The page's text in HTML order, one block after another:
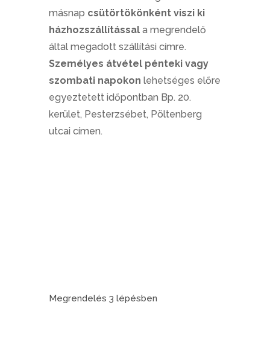
másnap csütörtökönként viszi ki
házhozszállítássala megrendelő
által megadott szállítási címre.
Személyes átvétel pénteki vagy
szombati napokon lehetséges előre
egyeztetett időpontban Bp. 20.
kerület, Pesterzsébet, Pöltenberg
utcai címen.
Megrendelés 3 lépésben